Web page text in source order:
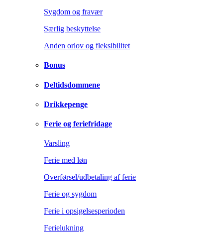
Sygdom og fravær
Særlig beskyttelse
Anden orlov og fleksibilitet
Bonus
Deltidsdommene
Drikkepenge
Ferie og feriefridage
Varsling
Ferie med løn
Overførsel/udbetaling af ferie
Ferie og sygdom
Ferie i opsigelsesperioden
Ferielukning